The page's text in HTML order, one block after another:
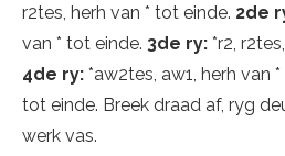
r2tes, herh van * tot einde. 2de
van * tot einde. 3de ry: *r2,
4de ry: *aw2tes, aw1, herh van
tot einde. Breek draad af, ryg
werk vas.